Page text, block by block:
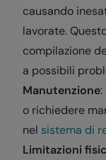
causando
lavorate.
compilazione
a possibili
Manutenzione
o richiedere
nel sistema di
Limitazioni